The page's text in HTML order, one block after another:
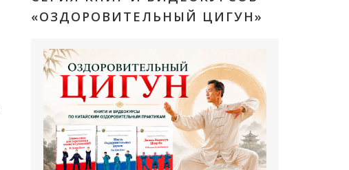
«ОЗДОРОВИТЕЛЬНЫЙ ЦИГУН»